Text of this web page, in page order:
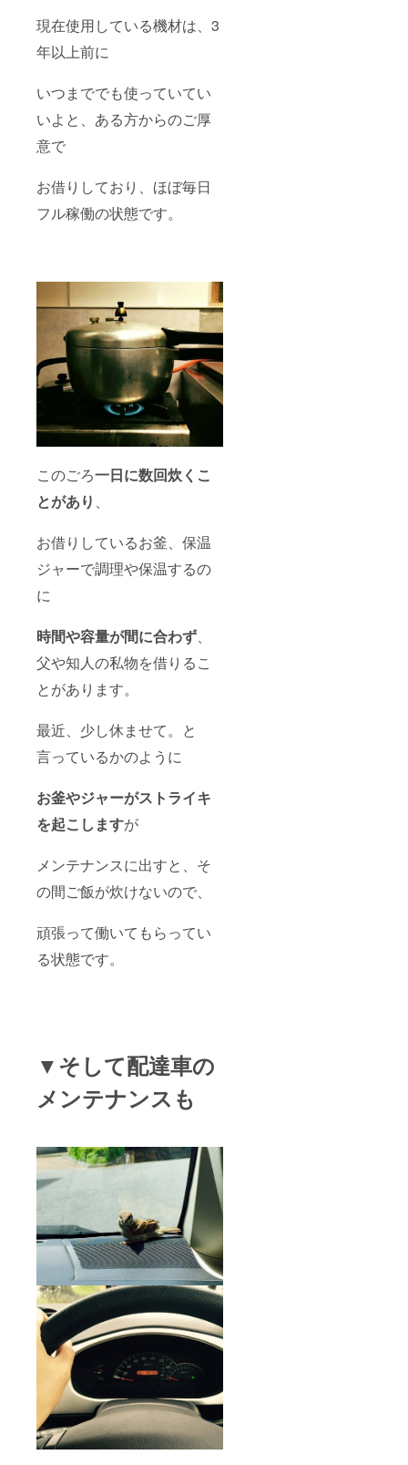
現在使用している機材は、3
年以上前に
いつまででも使っていてい
いよと、ある方からのご厚
意で
お借りしており、ほぼ毎日
フル稼働の状態です。
このごろ一日に数回炊くこ
とがあり 、
お借りしているお釜、保温
ジャーで調理や保温するの
に
時間や容量が間に合わず、
父や知人の私物を借りるこ
とがあります。
最近、少し休ませて。と
言っているかのように
お釜やジャーがストライキ
を起こしますが
メンテナンスに出すと、そ
の間ご飯が炊けないので、
頑張って働いてもらってい
る状態です。
▼そして配達車の
メンテナンスも